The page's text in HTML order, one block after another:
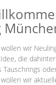
wir
die
wir